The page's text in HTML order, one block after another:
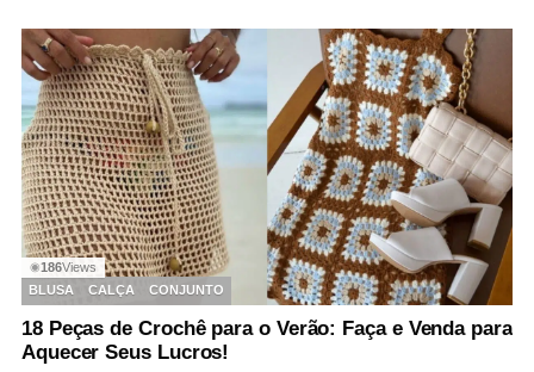
◉186Views
BLUSA
CALÇA CONJUNTO
18 Peças de Crochê para o Verão: Faça e Venda para
Aquecer Seus Lucros!